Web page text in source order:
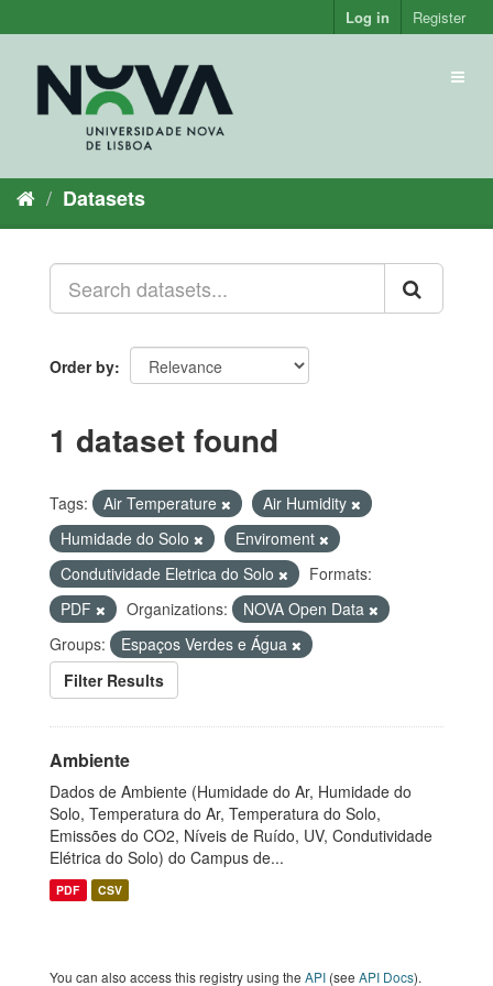
to
Log in Register
Datasets
Order by
1 dataset found
Tags: Air Temperature
Air Humidity
Humidade do Solo
Enviroment
Condutividade Eletrica do Solo
Formats:
PDF
Organizations:
NOVA Open Data
Groups:
Espaços Verdes e Água
Filter Results
Ambiente
Dados de Ambiente (Humidade do Ar, Humidade do
Solo, Temperatura do Ar, Temperatura do Solo,
Emissões do CO2, Níveis de Ruído, UV, Condutividade
Elétrica do Solo) do Campus de...
PDF CSV
You can also access this registry using the API (see API Docs).